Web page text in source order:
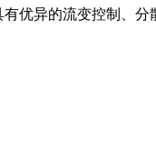
优异的流变控制、分